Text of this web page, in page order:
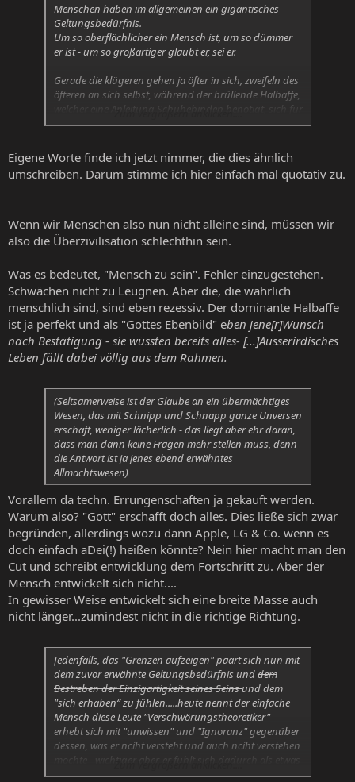
Menschen haben im allgemeinen ein gigantisches
Geltungsbedürfnis.
Um so oberflächlicher ein Mensch ist, um so dümmer
er ist - um so großartiger glaubt er, sei er.
Gerade die klügeren gehen ja öfter in sich, zweifeln des
öfteren an sich selbst, während der brüllende Halbaffe,
welcher eine Anleitung Schuhebinden benötigt, sich für
den allwissenden König der Welt hällt.
Eigene Worte finde ich jetzt nimmer, die dies ähnlich
umschreiben. Darum stimme ich hier einfach mal quotativ zu.
Wenn wir Menschen also nun nicht alleine sind, müssen wir
also die Überzivilisation schlechthin sein.
Was es bedeutet, "Mensch zu sein". Fehler einzugestehen.
Schwächen nicht zu Leugnen. Aber die, die wahrlich
menschlich sind, sind eben rezessiv. Der dominante Halbaffe
ist ja perfekt und als "Gottes Ebenbild" eben jene[r]Wunsch
nach Bestätigung - sie wüssten bereits alles- [...]Ausserirdisches
Leben fällt dabei völlig aus dem Rahmen.
(Seltsamerweise ist der Glaube an ein übermächtiges
Wesen, das mit Schnipp und Schnapp ganze Unversen
erschaft, weniger lächerlich - das liegt aber ehr daran,
dass man dann keine Fragen mehr stellen muss, denn
die Antwort ist ja jenes ebend erwähntes
Allmachtswesen)
Vorallem da techn. Errungenschaften ja gekauft werden.
Warum also? "Gott" erschafft doch alles. Dies ließe sich zwar
begründen, allerdings wozu dann Apple, LG & Co. wenn es
doch einfach aDei(!) heißen könnte? Nein hier macht man den
Cut und schreibt entwicklung dem Fortschritt zu. Aber der
Mensch entwickelt sich nicht....
In gewisser Weise entwickelt sich eine breite Masse auch
nicht länger...zumindest nicht in die richtige Richtung.
Jedenfalls, das "Grenzen aufzeigen" paart sich nun mit
dem zuvor erwähnte Geltungsbedürfnis unddem
Bestreben der Einzigartigkeit seines Seinsund dem
"sich erhaben“ zu fühlen.....heute nennt der einfache
Mensch diese Leute "Verschwörungstheoretiker" -
erhebt sich mit "unwissen" und "Ignoranz" gegenüber
dessen, was er nciht versteht und auch nciht verstehen
möchte - wichtiger aber, er fühlt sich dadurch als etwas
besseres..